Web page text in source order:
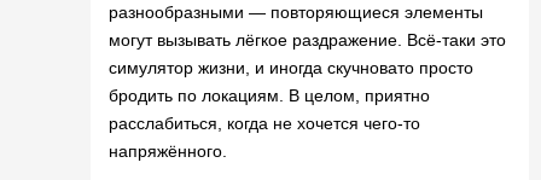
разнообразными — повторяющиеся элементы
могут вызывать лёгкое раздражение. Всё-таки это
симулятор жизни, и иногда скучновато просто
бродить по локациям. В целом, приятно
расслабиться, когда не хочется чего-то
напряжённого.